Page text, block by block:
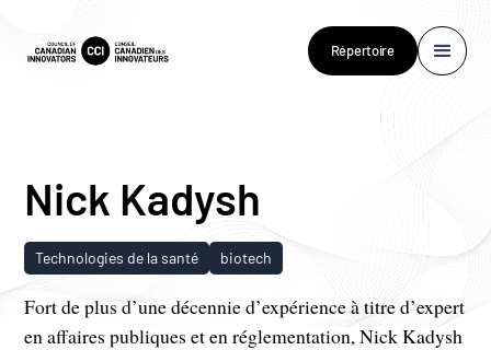
Répertoire
Nick Kadysh
Technologies de la santé biotech
Fort de plus d’une décennie d’expérience à titre d’expert
en affaires publiques et en réglementation, Nick Kadysh